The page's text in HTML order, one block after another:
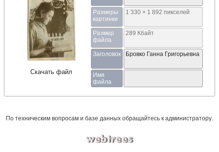
Скачать файл
Размеры
картинки
1 330 × 1 892 пикселей
Размер
файла
289 Кбайт
Заголовок Бровко Ганна Григорьевна
Имя
файла
По техническим вопросам и базе данных обращайтесь к администратору.